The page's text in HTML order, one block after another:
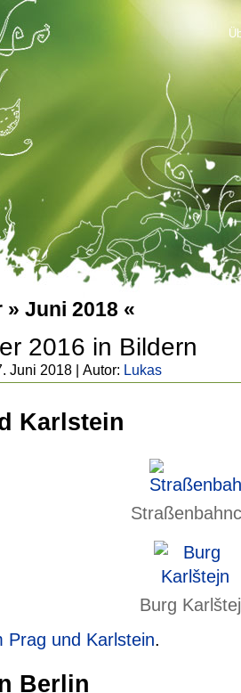
Juni 2018 «
2016 in Bildern
Juni 2018 | Autor: Lukas
Karlstein
Burg
Prag und Karlstein.
Berlin